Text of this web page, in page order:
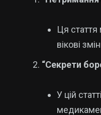
Ця
вікові
“Секрети
У цій